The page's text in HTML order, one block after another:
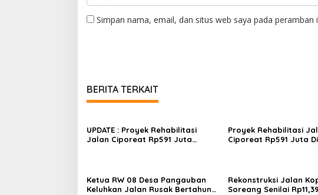
Simpan nama, email, dan situs web saya pada
BERITA TERKAIT
UPDATE : Proyek Rehabilitasi
Jalan Ciporeat Rp591 Juta
Proyek Rehabilitasi
Ciporeat Rp591 Juta
Ketua RW 08 Desa Pangauban
Keluhkan Jalan Rusak Bertahun-
Rekonstruksi Jalan
Soreang Senilai